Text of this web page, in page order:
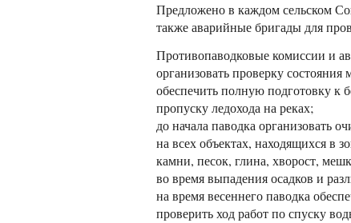
Предложено в каждом сельском
также аварийные бригады для
Противопаводковые комиссии и
организовать проверку
обеспечить полную подготовку к
пропуску ледохода на реках;
до начала паводка организовать
на всех объектах, находящихся в
камни, песок, глина, хворост,
во время выпадения осадков и
на время весеннего паводка
проверить ход работ по спуску